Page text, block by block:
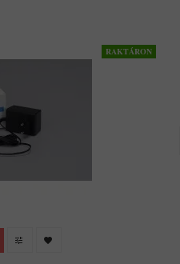
RAKTÁRON